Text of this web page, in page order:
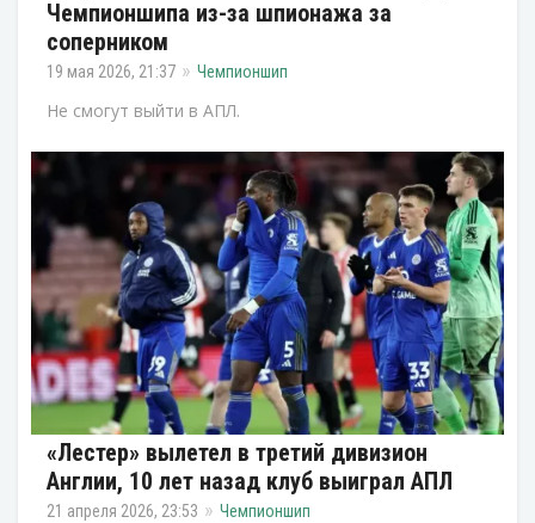
Чемпионшипа из-за шпионажа за
соперником
19 мая 2026, 21:37 Чемпионшип
Не смогут выйти в АПЛ.
«Лестер» вылетел в третий дивизион
Англии, 10 лет назад клуб выиграл АПЛ
21 апреля 2026, 23:53 Чемпионшип